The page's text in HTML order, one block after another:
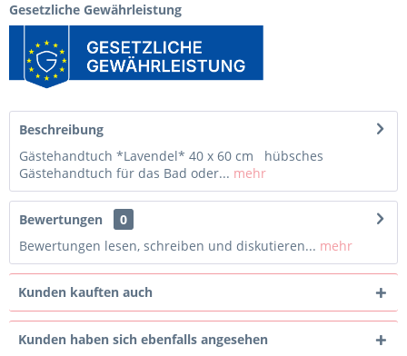
Gesetzliche Gewährleistung
Beschreibung
Gästehandtuch *Lavendel* 40 x 60 cm hübsches
Gästehandtuch für das Bad oder... mehr
Bewertungen
0
Bewertungen lesen, schreiben und diskutieren... mehr
Kunden kauften auch
Kunden haben sich ebenfalls angesehen